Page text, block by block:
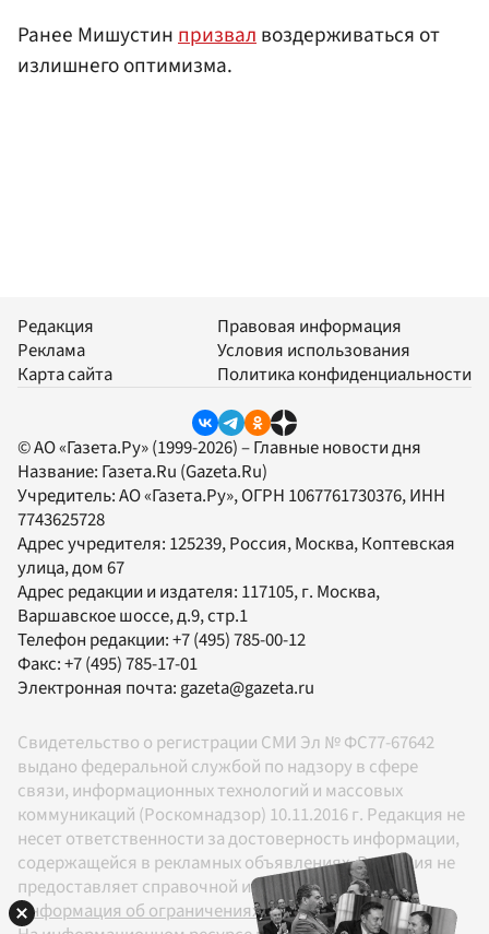
Ранее Мишустинпризвалвоздерживаться от
излишнего оптимизма.
Редакция
Реклама
Карта сайта
Правовая информация
Условия использования
Политика конфиденциальности
© АО «Газета.Ру» (1999-2026) – Главные новости дня
Название: Газета.Ru (Gazeta.Ru)
Учредитель:АО «Газета.Ру», ОГРН 1067761730376, ИНН
7743625728
Адрес учредителя: 125239, Россия, Москва, Коптевская
улица, дом 67
Адрес редакции и издателя: 117105, г. Москва,
Варшавское шоссе, д.9, стр.1
Телефон редакции:+7 (495) 785-00-12
Факс:+7 (495) 785-17-01
Электронная почта: gazeta@gazeta.ru
Свидетельство о регистрации СМИ Эл № ФС77-67642
выдано федеральной службой по надзору в сфере
связи, информационных технологий и массовых
коммуникаций (Роскомнадзор) 10.11.2016 г. Редакция не
несет ответственности за достоверность информации,
содержащейся в рекламных объявлениях. Редакция не
предоставляет справочной информации.
Информация об ограничениях